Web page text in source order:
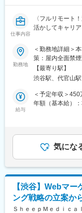
※少数精鋭で実力
組織です。
早期にチームリ
ディレクター、
ロントエンド、
プロダクトチー
今回は正社員の
※医療業界経験者
全国フルリモー
社サービスに携
四半期に一回程
ります。
変更の範囲：会
仕事内容
〈フルリモート
活かしてキャリ
■業務概要：
グループ会社が
ーケティングに
GoogleやYahoo
来られた方を募集
歯科矯正マーケ
ウハウをもつマ
■業務内容詳細：
◇各WEB媒体の
・Googleリステ
・LPOの企画立
画広告／記事LP
勤務地
＜勤務地詳細＞
策：屋内全面禁
ーク含む）
【最寄り駅】
渋谷駅、代官山
給与
＜予定年収＞
年額（基本給）
あくまでも目安
ります。月給(月
気にな
【渋谷】Webマ
ング戦略の立案か
ＳｈｅｅｐＭｅｄｉｃ